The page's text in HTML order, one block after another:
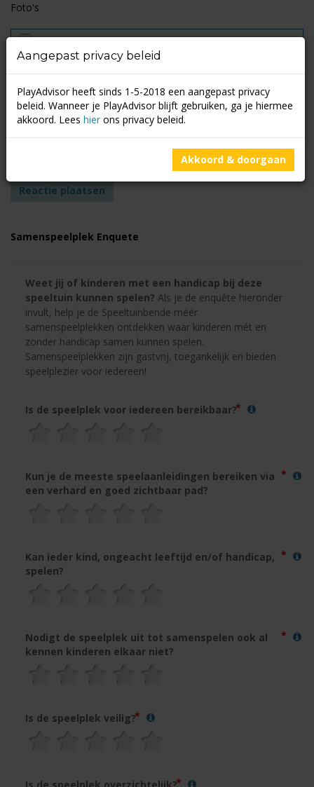
Foto's
Aantal sterren *
Ja, ik ben 16 jaar of ouder en ik ga akkoord met het
opslaan en verwerken van deze data door PlayAdvisor.
Samenspeelplek Enquete
Weet jij of kinderen met een handicap bij deze
speeltuin kunnen spelen? Als je de enquête hieronder
invult, help je de Speeltuinbende méér
samenspeelplekken ontdekken waar kinderen mét en
zonder handicap samen kunnen spelen.
Samenspeelplekken zijn gastvrij, toegankelijk en bieden
speelplezier voor iedereen!
Is de speelplek voor iedereen bereikbaar?
Kun je de meeste speelaanleidingen bereiken via
een verhard en goed zichtbaar pad?
Kan ieder kind, ongeacht leeftijd en/of handicap,
spelen?
Nodigt de speelplek uit tot samenspelen ook al
kennen kinderen elkaar niet?
Is de speelplek veilig?
Aangepast privacy beleid
PlayAdvisor heeft sinds 1-5-2018 een aangepast privacy
beleid. Wanneer je PlayAdvisor blijft gebruiken, ga je hiermee
akkoord. Lees hier ons privacy beleid.
Akkoord & doorgaan